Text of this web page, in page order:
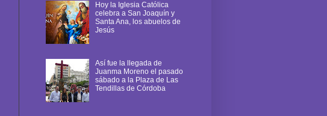
Hoy la Iglesia Católica
celebra a San Joaquín y
Santa Ana, los abuelos de
Jesús
Así fue la llegada de
Juanma Moreno el pasado
sábado a la Plaza de Las
Tendillas de Córdoba